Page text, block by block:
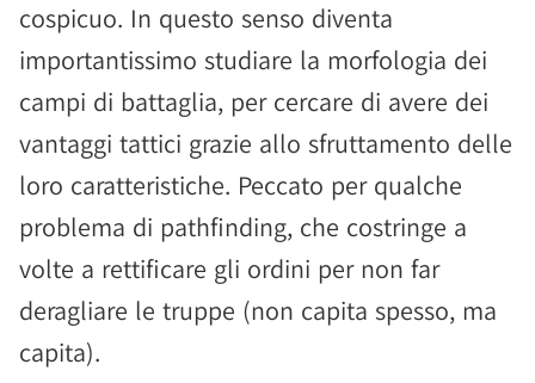
cospicuo. In questo senso diventa
importantissimo studiare la morfologia dei
campi di battaglia, per cercare di avere dei
vantaggi tattici grazie allo sfruttamento delle
loro caratteristiche. Peccato per qualche
problema di pathfinding, che costringe a
volte a rettificare gli ordini per non far
deragliare le truppe (non capita spesso, ma
capita).